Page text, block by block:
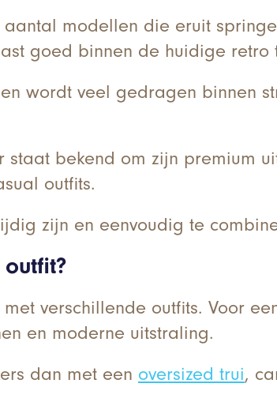
modellen die eruit
goed binnen de huidige
wordt veel gedragen binnen
staat bekend om zijn premium
outfits.
zijn en eenvoudig te
verschillende outfits. Voor
en moderne uitstraling.
dan met een oversized trui,